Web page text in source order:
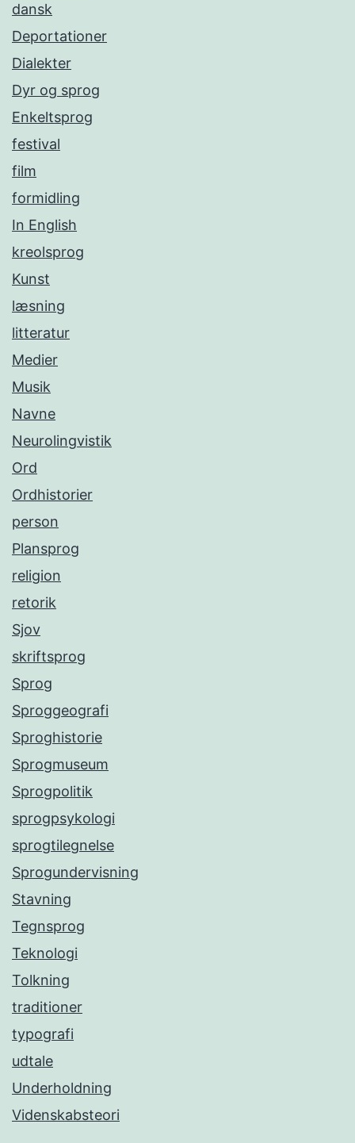
dansk
Deportationer
Dialekter
Dyr og sprog
Enkeltsprog
festival
film
formidling
In English
kreolsprog
Kunst
læsning
litteratur
Medier
Musik
Navne
Neurolingvistik
Ord
Ordhistorier
person
Plansprog
religion
retorik
Sjov
skriftsprog
Sprog
Sproggeografi
Sproghistorie
Sprogmuseum
Sprogpolitik
sprogpsykologi
sprogtilegnelse
Sprogundervisning
Stavning
Tegnsprog
Teknologi
Tolkning
traditioner
typografi
udtale
Underholdning
Videnskabsteori